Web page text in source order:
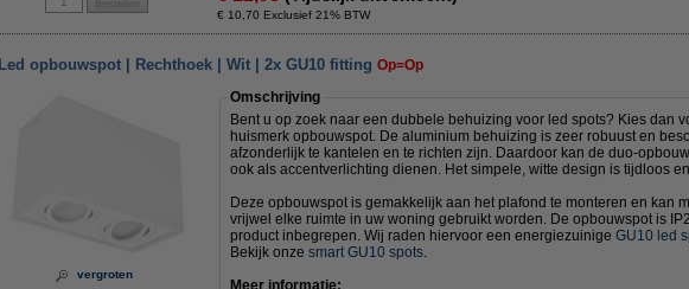
€ 10,70 Exclusief 21% BTW
Led opbouwspot | Rechthoek | Wit | 2x GU10 fitting Op=Op
vergroten
Omschrijving
Bent u op zoek naar een dubbele behuizing voor led spots? Kies dan
huismerk opbouwspot. De aluminium behuizing is zeer robuust en
afzonderlijk te kantelen en te richten zijn. Daardoor kan de duo-
ook als accentverlichting dienen. Het simpele, witte design is tijdloos
Deze opbouwspot is gemakkelijk aan het plafond te monteren en kan
vrijwel elke ruimte in uw woning gebruikt worden. De opbouwspot is
product inbegrepen. Wij raden hiervoor een energiezuinige GU10 led
Bekijk onze smart GU10 spots.
Meer informatie: